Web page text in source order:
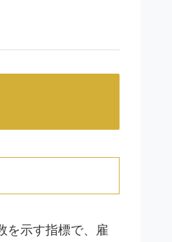
を示す指標で、雇